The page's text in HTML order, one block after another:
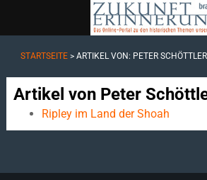
STARTSEITE> ARTIKEL VON: PETER SCHÖTTLER
Artikel von Peter
Ripley im Land der Shoah